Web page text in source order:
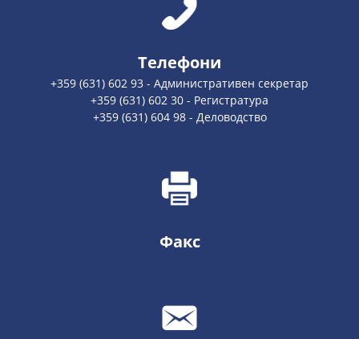
Телефони
+359 (631) 602 93 - Административен секретар
+359 (631) 602 30 - Регистратура
+359 (631) 604 98 - Деловодство
Факс